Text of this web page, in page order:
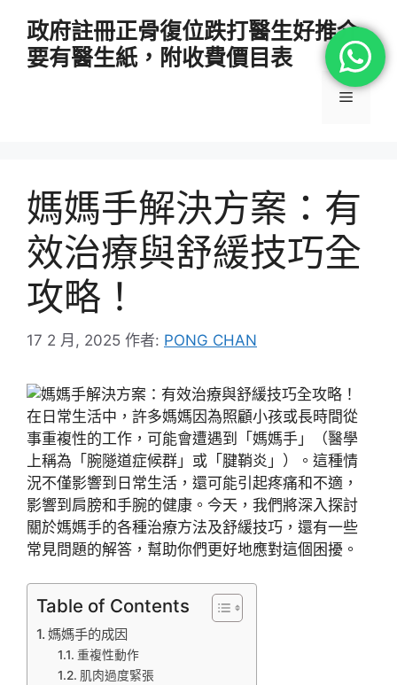
政府註冊正骨復位跌打醫生好推介
要有醫生紙，附收費價目表
選
媽媽手解決方案：有
效治療與舒緩技巧全
攻略！
17 2 月, 2025 作者: PONG CHAN
在日常生活中，許多媽媽因為照顧小孩或長時間從
事重複性的工作，可能會遭遇到「媽媽手」（醫學
上稱為「腕隧道症候群」或「腱鞘炎」）。這種情
況不僅影響到日常生活，還可能引起疼痛和不適，
影響到肩膀和手腕的健康。今天，我們將深入探討
關於媽媽手的各種治療方法及舒緩技巧，還有一些
常見問題的解答，幫助你們更好地應對這個困擾。
Table of Contents
媽媽手的成因
重複性動作
肌肉過度緊張